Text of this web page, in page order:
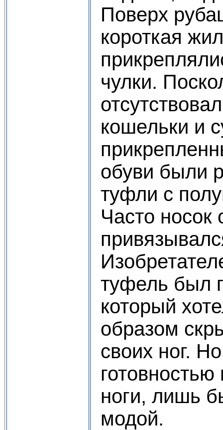
Поверх
короткая
чулки.
кошельки и
обуви были
туфли с
Часто носок
туфель был
который
образом
своих ног.
ноги, лишь
модой.